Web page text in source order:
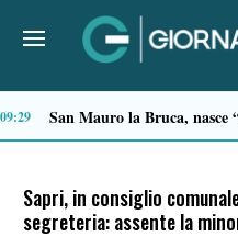
Sapri, in consiglio
segreteria: assente la